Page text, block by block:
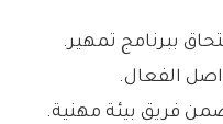
ببرنامج تمهير.
الفعال.
فريق بيئة مهنية.